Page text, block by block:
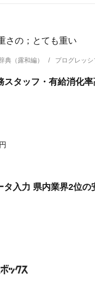
さの；とても重い
典（露和編） プログレッ
スタッフ・有給消化
タ入力 県内業界2位